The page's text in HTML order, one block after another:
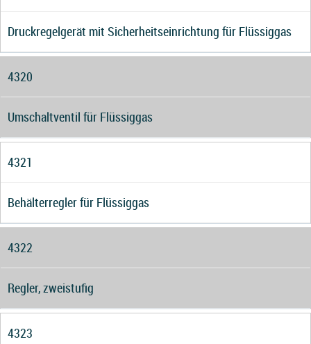
Druckregelgerät mit Sicherheitseinrichtung für Flüssiggas
4320
Umschaltventil für Flüssiggas
4321
Behälterregler für Flüssiggas
4322
Regler, zweistufig
4323